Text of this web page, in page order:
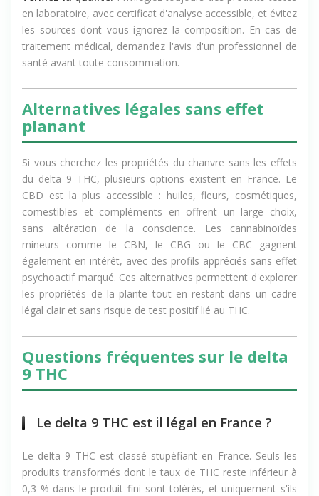
Vérifiez la qualité.Privilégiez toujours des produits testés
en laboratoire, avec certificat d'analyse accessible, et évitez
les sources dont vous ignorez la composition. En cas de
traitement médical, demandez l'avis d'un professionnel de
Alternatives légales sans effet
planant
Si vous cherchez les propriétés du chanvre sans les effets
du delta 9 THC, plusieurs options existent en France. Le
CBD est la plus accessible : huiles, fleurs, cosmétiques,
comestibles et compléments en offrent un large choix,
sans altération de la conscience. Les cannabinoïdes
mineurs comme le CBN, le CBG ou le CBC gagnent
également en intérêt, avec des profils appréciés sans effet
psychoactif marqué. Ces alternatives permettent d'explorer
les propriétés de la plante tout en restant dans un cadre
Questions fréquentes sur le delta
9 THC
Le delta 9 THC est classé stupéfiant en France. Seuls les
produits transformés dont le taux de THC reste inférieur à